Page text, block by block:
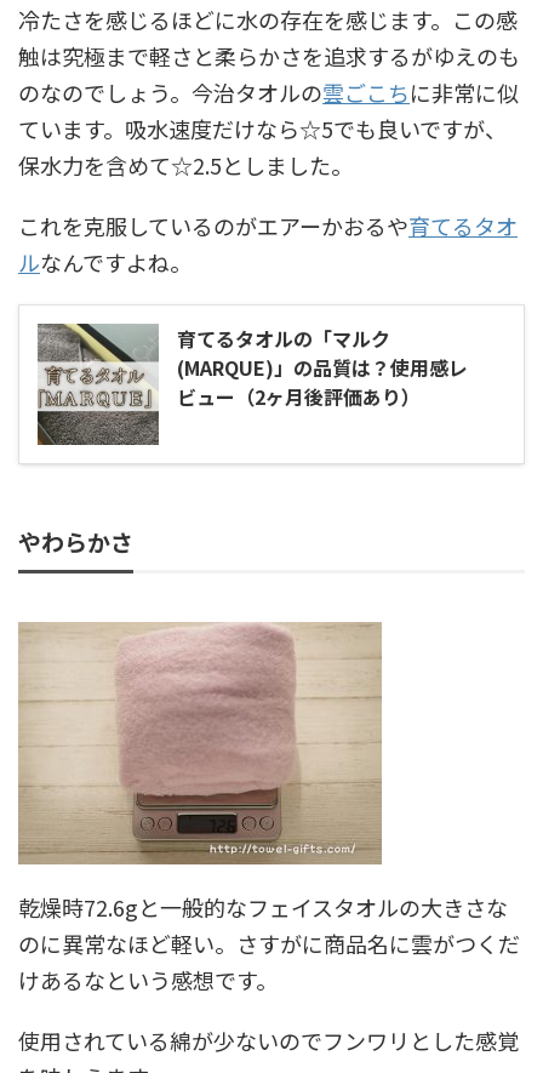
冷たさを感じるほどに水の存在を感じます。この感
触は究極まで軽さと柔らかさを追求するがゆえのも
のなのでしょう。今治タオルの雲ごこちに非常に似
ています。吸水速度だけなら☆5でも良いですが、
保水力を含めて☆2.5としました。
これを克服しているのがエアーかおるや育てるタオ
ルなんですよね。
育てるタオルの「マルク
(MARQUE)」の品質は？使用感レ
ビュー（2ヶ月後評価あり）
やわらかさ
乾燥時72.6gと一般的なフェイスタオルの大きさな
のに異常なほど軽い。さすがに商品名に雲がつくだ
けあるなという感想です。
使用されている綿が少ないのでフンワリとした感覚